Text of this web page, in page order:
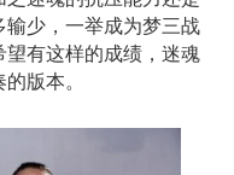
少，一举成为梦三战
望有这样的成绩，迷魂
版本。